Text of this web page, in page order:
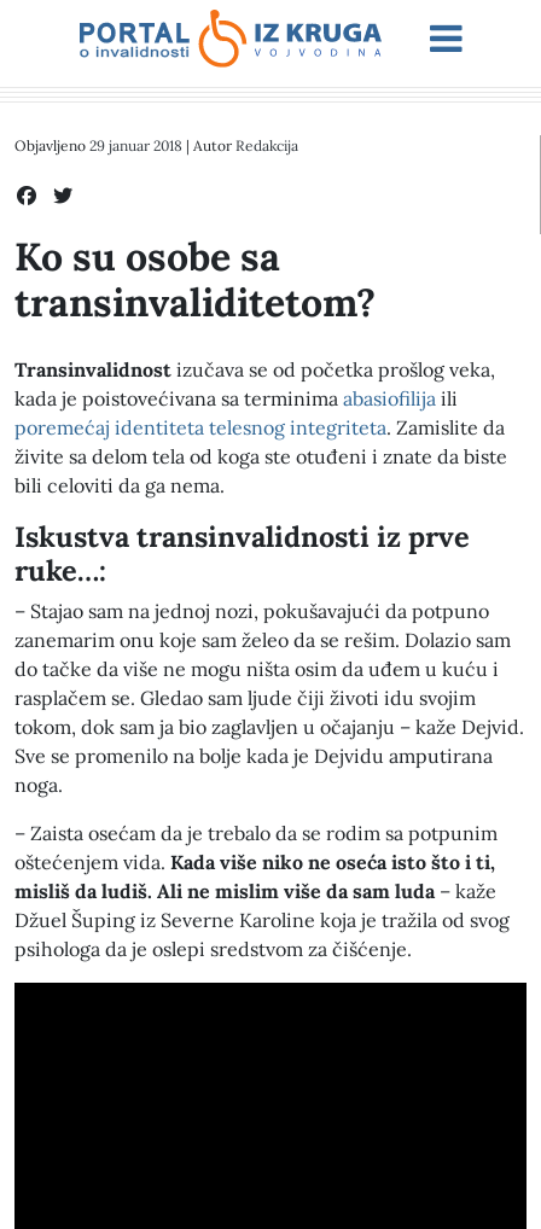
Objavljeno 29 januar 2018 | Autor Redakcija
Ko su osobe sa
transinvaliditetom?
Transinvalidnost izučava se od početka prošlog veka,
kada je poistovećivana sa terminima abasiofilija ili
poremećaj identiteta telesnog integriteta. Zamislite da
živite sa delom tela od koga ste otuđeni i znate da biste
bili celoviti da ga nema.
Iskustva transinvalidnosti iz prve
ruke…:
– Stajao sam na jednoj nozi, pokušavajući da potpuno
zanemarim onu koje sam želeo da se rešim. Dolazio sam
do tačke da više ne mogu ništa osim da uđem u kuću i
rasplačem se. Gledao sam ljude čiji životi idu svojim
tokom, dok sam ja bio zaglavljen u očajanju – kaže Dejvid.
Sve se promenilo na bolje kada je Dejvidu amputirana
noga.
– Zaista osećam da je trebalo da se rodim sa potpunim
oštećenjem vida. Kada više niko ne oseća isto što i ti,
misliš da ludiš. Ali ne mislim više da sam luda– kaže
Džuel Šuping iz Severne Karoline koja je tražila od svog
psihologa da je oslepi sredstvom za čišćenje.